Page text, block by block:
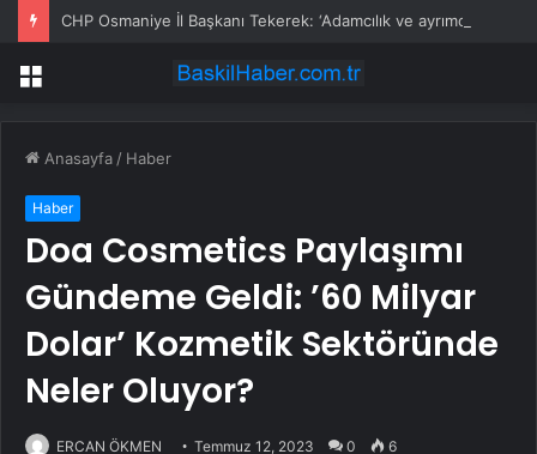
Menü
Anasayfa / Haber
Haber
Doa Cosmetics Paylaşımı
Gündeme Geldi: ’60 Milyar
Dolar’ Kozmetik Sektöründe
Neler Oluyor?
ERCAN ÖKMEN Temmuz 12, 2023 0 6